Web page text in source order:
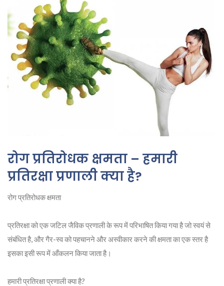
रोग प्रतिरोधक क्षमता – हमारी
प्रतिरक्षा प्रणाली क्या है?
रोग प्रतिरोधक क्षमता
प्रतिरक्षा को एक जटिल जैविक प्रणाली के रूप में परिभाषित किया गया है जो स्वयं से
संबंधित है, और गैर-स्व को पहचानने और अस्वीकार करने की क्षमता का एक स्तर है
इसका इसी रूप में आँकलन किया जाता है।
हमारी प्रतिरक्षा प्रणाली क्या है?